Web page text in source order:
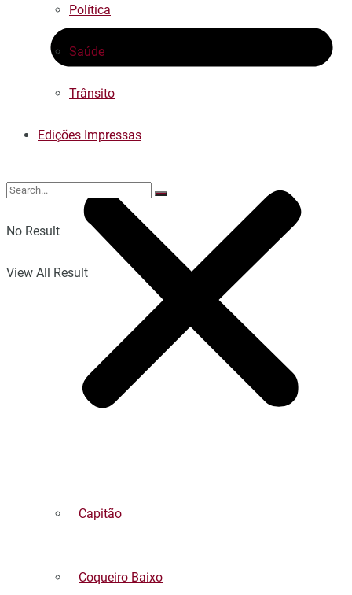
Capitão
Coqueiro Baixo
Política
Saúde
Trânsito
Edições Impressas
No Result
View All Result